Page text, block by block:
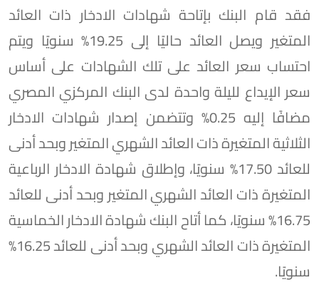
فقد قام البنك بإتاحة شهادات الادخار ذات العائد
المتغير ويصل العائد حاليًا إلى 19.25% سنويًا ويتم
احتساب سعر العائد على تلك الشهادات على أساس
سعر الإيداع لليلة واحدة لدى البنك المركزي المصري
مضافًا إليه 0.25% وتتضمن إصدار شهادات الادخار
الثلاثية المتغيرة ذات العائد الشهري المتغير وبحد أدنى
للعائد 17.50% سنويًا، وإطلاق شهادة الادخار الرباعية
المتغيرة ذات العائد الشهري المتغير وبحد أدنى للعائد
16.75% سنويًا، كما أتاح البنك شهادة الادخار الخماسية
المتغيرة ذات العائد الشهري وبحد أدنى للعائد 16.25%
سنويًا.